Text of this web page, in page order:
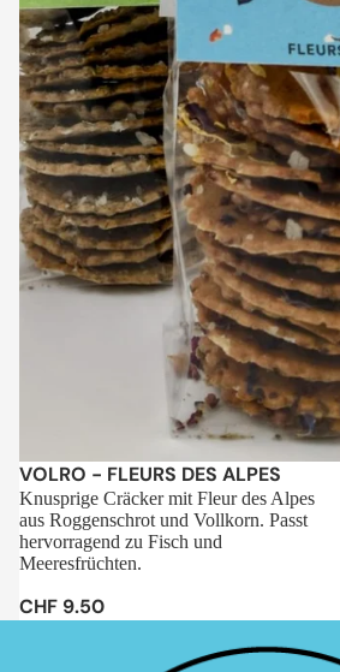
Sale
VOLRO - FLEURS DES ALPES
Knusprige Cräcker mit Fleur des Alpes
aus Roggenschrot und Vollkorn. Passt
hervorragend zu Fisch und
Meeresfrüchten.
CHF 9.50